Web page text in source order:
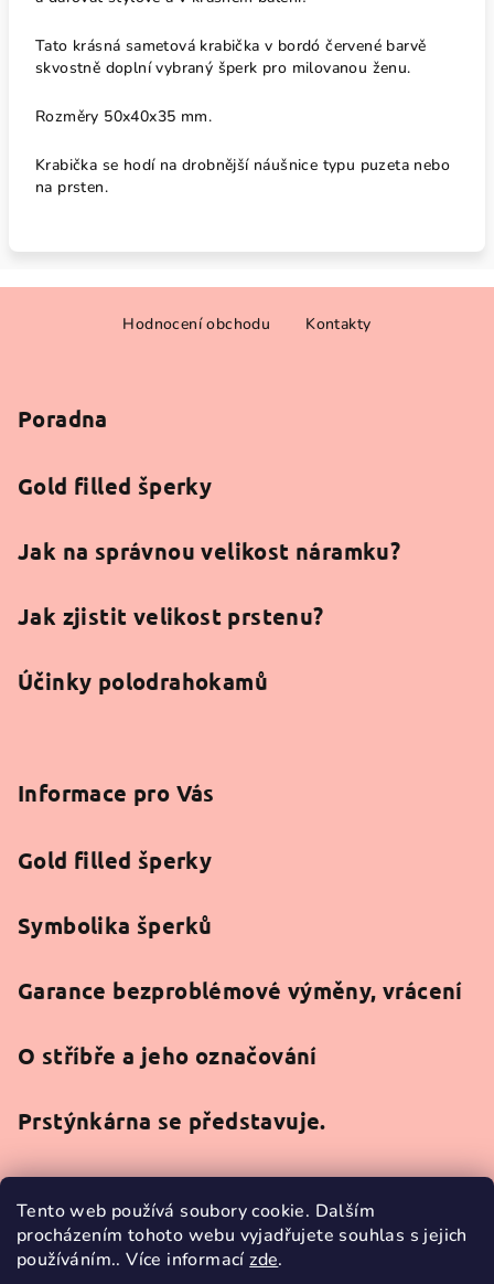
Tento web používá soubory cookie. Dalším
procházením tohoto webu vyjadřujete souhlas s jejich
používáním.. Více informacízde.
Tato krásná sametová krabička v bordó červené barvě
skvostně doplní vybraný šperk pro milovanou ženu.
Rozměry 50x40x35 mm.
Krabička se hodí na drobnější náušnice typu puzeta nebo
na prsten.
Hodnocení obchodu Kontakty
Poradna
Gold filled šperky
Jak na správnou velikost náramku?
Jak zjistit velikost prstenu?
Účinky polodrahokamů
Informace pro Vás
Gold filled šperky
Symbolika šperků
Garance bezproblémové výměny, vrácení
O stříbře a jeho označování
Prstýnkárna se představuje.
Facebook